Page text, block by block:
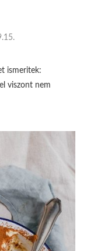
ismeritek:
viszont nem